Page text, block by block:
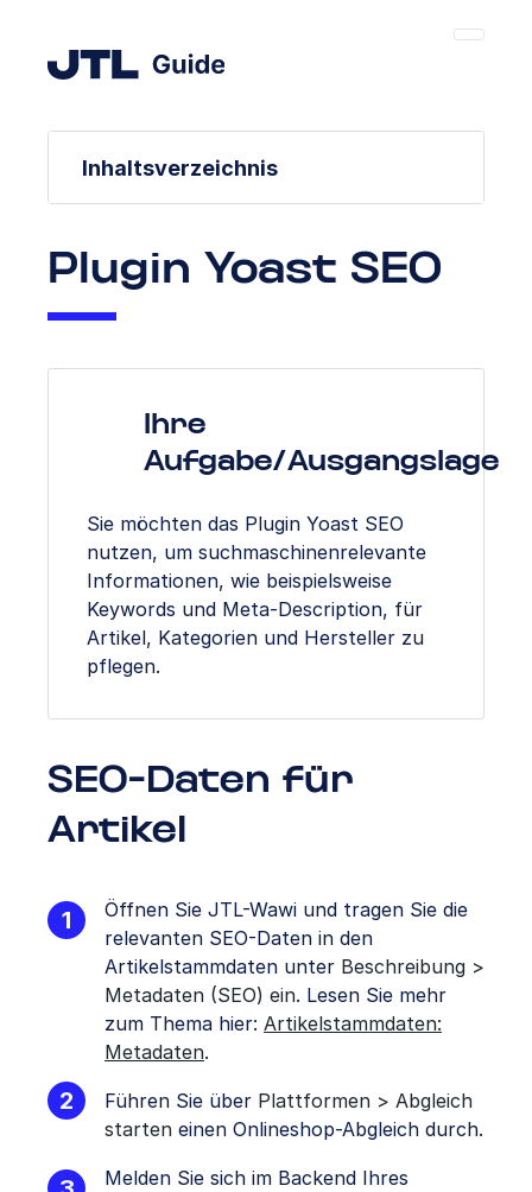
Inhaltsverzeichnis
Plugin Yoast SEO
Ihre
Aufgabe/Ausgangslage
Sie möchten das Plugin Yoast SEO
nutzen, um suchmaschinenrelevante
Informationen, wie beispielsweise
Keywords und Meta-Description, für
Artikel, Kategorien und Hersteller zu
pflegen.
SEO-Daten für
Artikel
Öffnen Sie JTL-Wawi und tragen Sie die
relevanten SEO-Daten in den
Artikelstammdaten unter Beschreibung >
Metadaten (SEO) ein. Lesen Sie mehr
zum Thema hier: Artikelstammdaten:
Metadaten.
Führen Sie über Plattformen > Abgleich
starten einen Onlineshop-Abgleich durch.
Melden Sie sich im Backend Ihres